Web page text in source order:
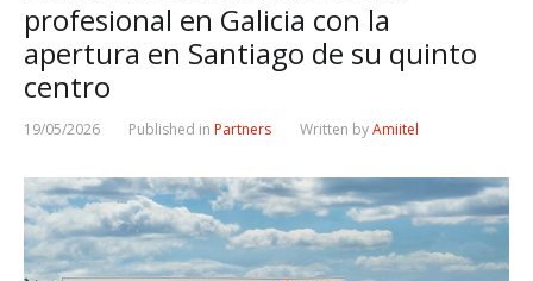
profesional en Galicia con la
apertura en Santiago de su quinto
centro
19/05/2026 Published in Partners Written byAmiitel